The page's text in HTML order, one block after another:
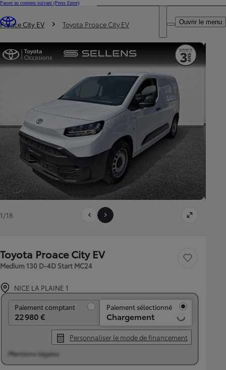
Passer au contenu suivant (Press Enter)
Trouvez un partenaire Toyota
DEALER NAME
Ouvrir le menu
Vous êtes ici
Proace City EV Toyota Proace City EV
1/18
Toyota Proace City EV
Medium 130 D-4D Start MC24
Sauvegarder le
NICE LA PLAINE 1
Paiement comptant
22 980 €
Paiement sélectionné
Chargement
Personnaliser le mode de financement
Mentions légales